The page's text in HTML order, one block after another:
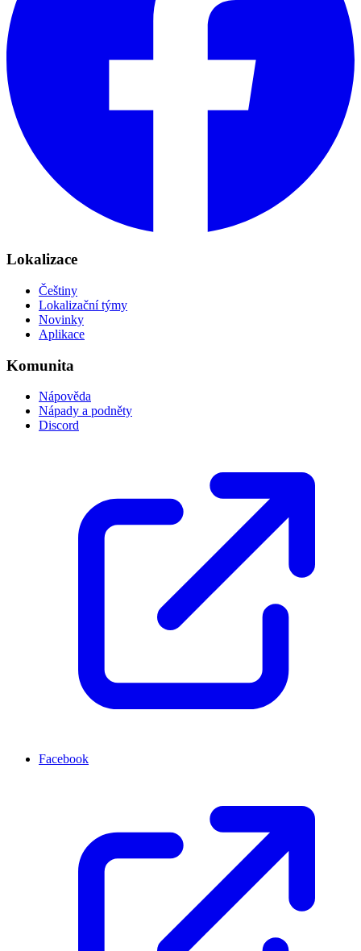
Lokalizace
Češtiny
Lokalizační týmy
Novinky
Aplikace
Komunita
Nápověda
Nápady a podněty
Discord
Facebook